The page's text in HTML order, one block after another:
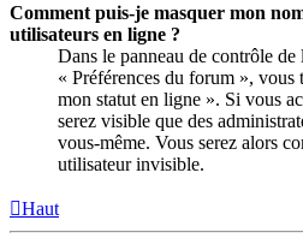
Comment puis-je masquer mon
utilisateurs en ligne ?
Dans le panneau de contrôle de
« Préférences du forum »,
mon statut en ligne ». Si vous
serez visible que des
vous-même. Vous serez alors
utilisateur invisible.
Haut